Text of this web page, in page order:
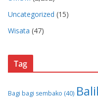
Uncategorized (15)
Wisata (47)
Tag
Bagi bagi sembako (40)